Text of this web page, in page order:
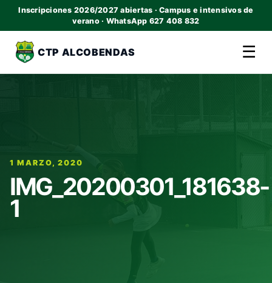
Inscripciones 2026/2027 abiertas · Campus e intensivos de
verano · WhatsApp 627 408 832
CTP ALCOBENDAS ☰
1 MARZO, 2020
IMG_20200301_181638-
1